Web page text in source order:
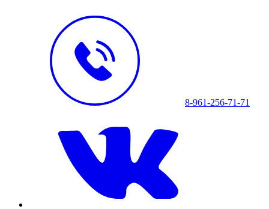
8-961-256-71-71